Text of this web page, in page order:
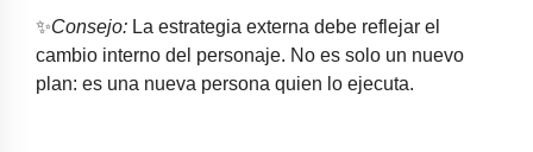
✨Consejo: La estrategia externa debe reflejar el
cambio interno del personaje. No es solo un nuevo
plan: es una nueva persona quien lo ejecuta.